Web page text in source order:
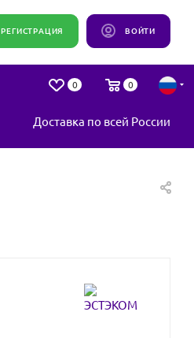
ВОЙТИ
РЕГИСТРАЦИЯ
0 0
Доставка по всей России